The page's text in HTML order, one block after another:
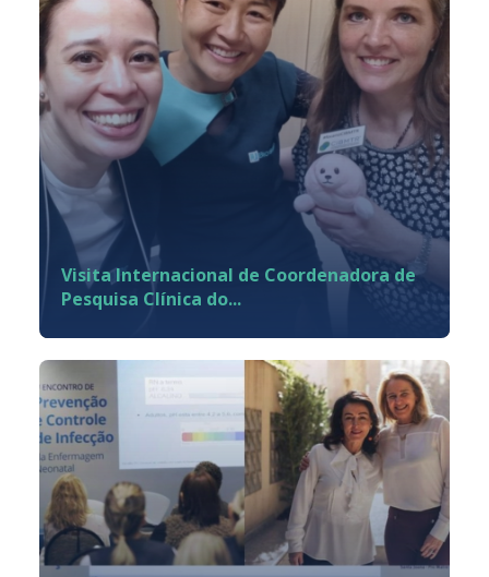
Visita Internacional de Coordenadora de
Pesquisa Clínica do...